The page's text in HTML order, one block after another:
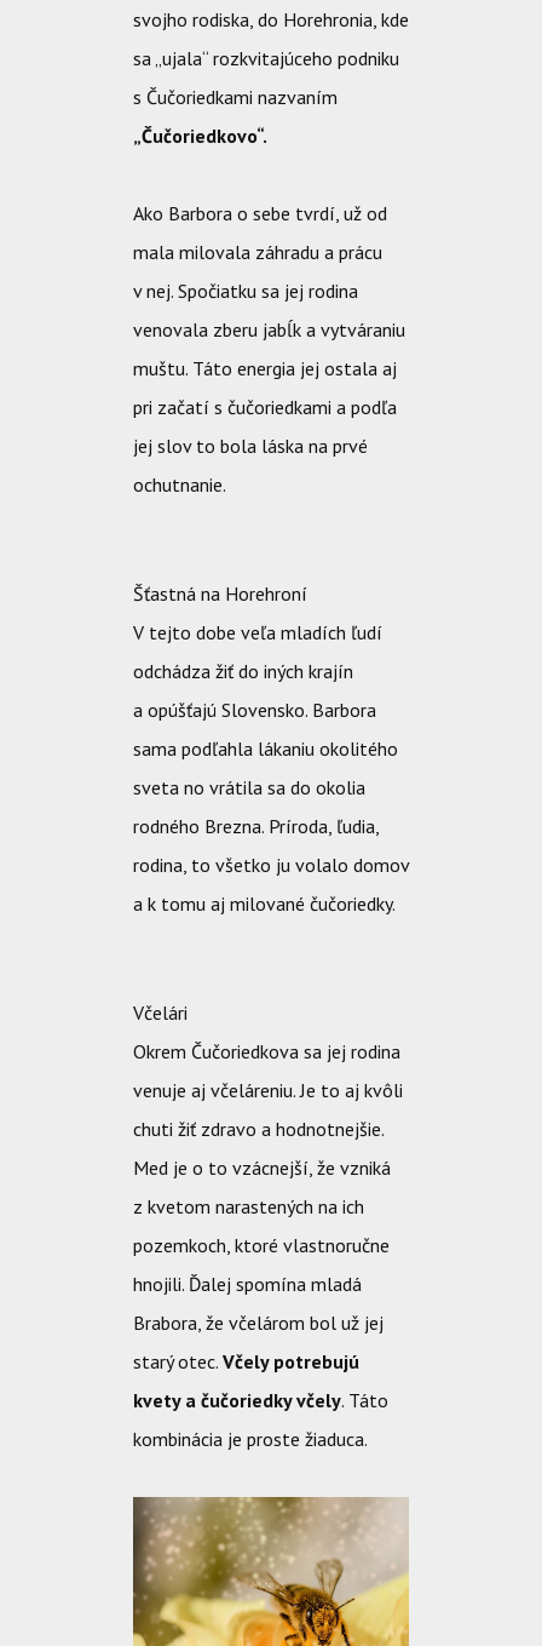
svojho rodiska, do Horehronia, kde
sa „ujala“ rozkvitajúceho podniku
s Čučoriedkami nazvaním
„Čučoriedkovo“.
Ako Barbora o sebe tvrdí, už od
mala milovala záhradu a prácu
v nej. Spočiatku sa jej rodina
venovala zberu jabĺk a vytváraniu
muštu. Táto energia jej ostala aj
pri začatí s čučoriedkami a podľa
jej slov to bola láska na prvé
ochutnanie.
Šťastná na Horehroní
V tejto dobe veľa mladích ľudí
odchádza žiť do iných krajín
a opúšťajú Slovensko. Barbora
sama podľahla lákaniu okolitého
sveta no vrátila sa do okolia
rodného Brezna. Príroda, ľudia,
rodina, to všetko ju volalo domov
a k tomu aj milované čučoriedky.
Včelári
Okrem Čučoriedkova sa jej rodina
venuje aj včeláreniu. Je to aj kvôli
chuti žiť zdravo a hodnotnejšie.
Med je o to vzácnejší, že vzniká
z kvetom narastených na ich
pozemkoch, ktoré vlastnoručne
hnojili. Ďalej spomína mladá
Brabora, že včelárom bol už jej
starý otec. Včely potrebujú
kvety a čučoriedky včely. Táto
kombinácia je proste žiaduca.